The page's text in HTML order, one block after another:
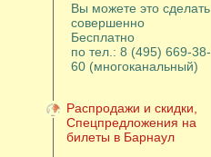
Вы можете это сделать
совершенно
Бесплатно
по тел.: 8 (495) 669-38-
60 (многоканальный)
Распродажи и скидки,
Спецпредложения на
билеты в Барнаул